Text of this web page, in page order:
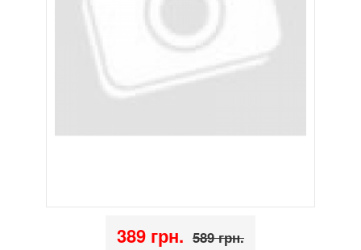
389 грн. 589 грн.